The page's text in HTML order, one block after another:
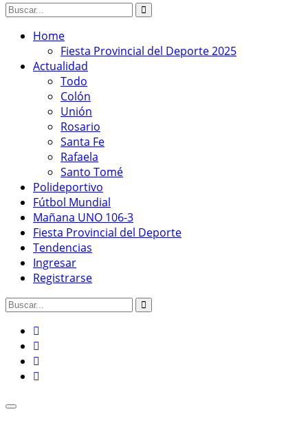
Home
Fiesta Provincial del Deporte 2025
Actualidad
Todo
Colón
Unión
Rosario
Santa Fe
Rafaela
Santo Tomé
Polideportivo
Fútbol Mundial
Mañana UNO 106-3
Fiesta Provincial del Deporte
Tendencias
Ingresar
Registrarse